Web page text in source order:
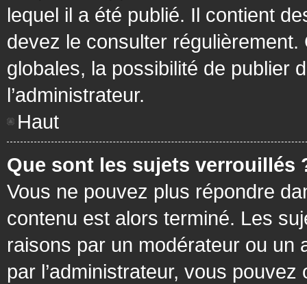
lequel il a été publié. Il contient
devez le consulter
globales, la possibilité de publier
l’administrateur.
Haut
Que sont les sujets verrouillés
Vous ne pouvez plus répondre
contenu est alors terminé. Les
raisons par un modérateur ou un
par l’administrateur, vous